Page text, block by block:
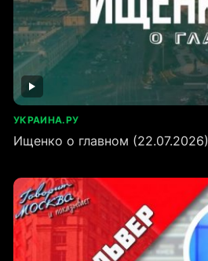
УКРАИНА.РУ
Ищенко о главном (22.07.2026)